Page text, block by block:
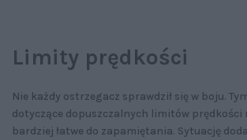
Limity prędkości
Nie każdy ostrzegacz sprawdził się w boju.
dotyczące dopuszczalnych limitów prędkości
bardziej łatwe do zapamiętania. Sytuację